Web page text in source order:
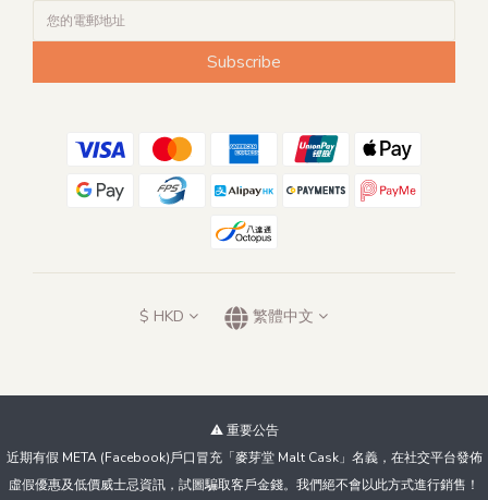
Subscribe
$ HKD 繁體中文
⚠️ 重要公告
近期有假 META (Facebook)戶口冒充「麥芽堂 Malt Cask」名義，在社交平台發佈
虛假優惠及低價威士忌資訊，試圖騙取客戶金錢。我們絕不會以此方式進行銷售！